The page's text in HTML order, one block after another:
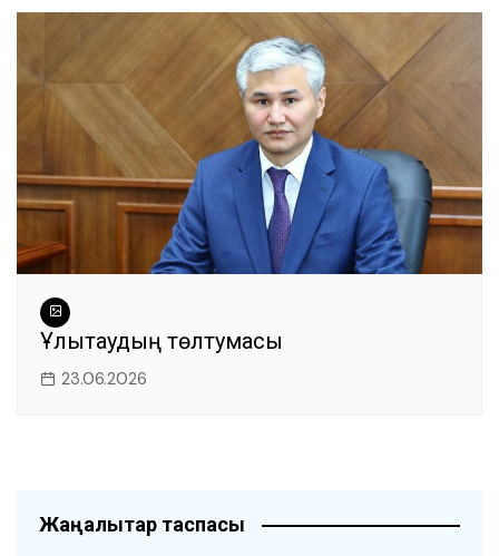
Ұлытаудың төлтумасы
23.06.2026
Жаңалықтар таспасы